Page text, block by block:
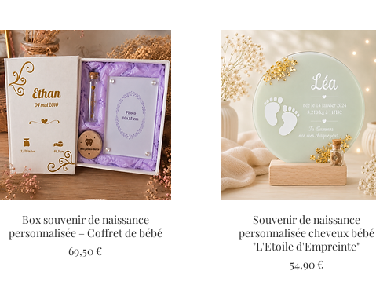
Aperçu rapide
Box souvenir de naissance
personnalisée – Coffret de bébé
Prix
69,50 €
Aperçu rapide
Souvenir de naissance
personnalisée cheveux bébé
"L'Etoile d'Empreinte"
Prix
54,90 €